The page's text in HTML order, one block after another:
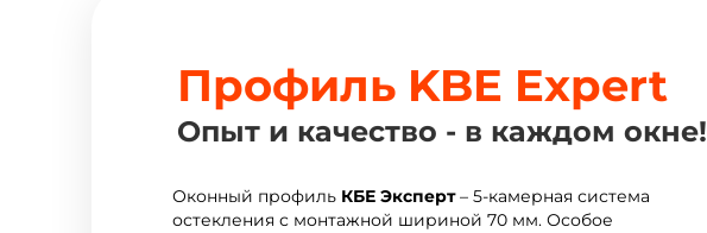
Профиль KBE Expert
Опыт и качество - в каждом окне!
Оконный профиль КБЕ Эксперт– 5-камерная система
остекления с монтажной шириной 70 мм. Особое